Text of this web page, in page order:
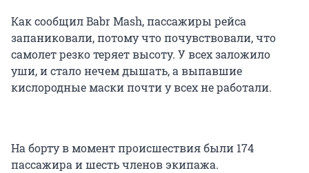
Как сообщил Babr Mash, пассажиры рейса
запаниковали, потому что почувствовали, что
самолет резко теряет высоту. У всех заложило
уши, и стало нечем дышать, а выпавшие
кислородные маски почти у всех не работали.
На борту в момент происшествия были 174
пассажира и шесть членов экипажа.